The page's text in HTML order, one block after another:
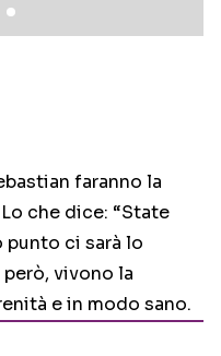
faranno la
che dice: “State
punto ci sarà lo
vivono la
e in modo sano.